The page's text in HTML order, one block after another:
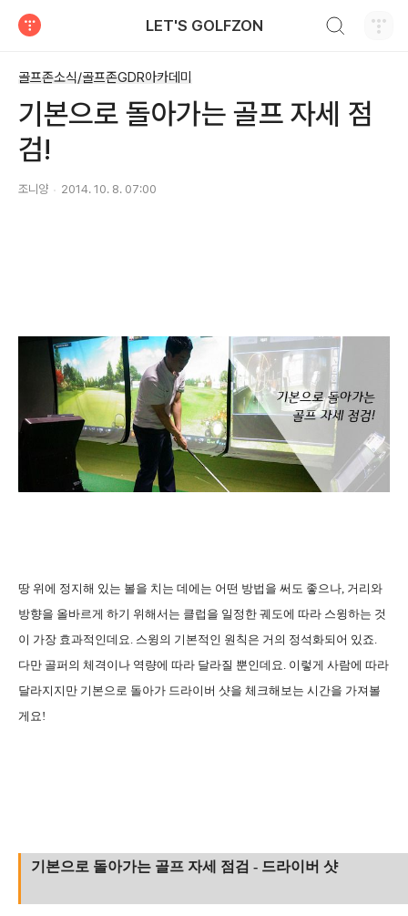
LET'S GOLFZON
골프존소식/골프존GDR아카데미
기본으로 돌아가는 골프 자세 점
검!
조니양 2014. 10. 8. 07:00
땅 위에 정지해 있는 볼을 치는 데에는 어떤 방법을 써도 좋으나, 거리와
방향을 올바르게 하기 위해서는 클럽을 일정한 궤도에 따라 스윙하는 것
이 가장 효과적인데요. 스윙의 기본적인 원칙은 거의 정석화되어 있죠.
다만 골퍼의 체격이나 역량에 따라 달라질 뿐인데요. 이렇게 사람에 따라
달라지지만 기본으로 돌아가 드라이버 샷을 체크해보는 시간을 가져볼
게요!
기본으로 돌아가는 골프 자세 점검 - 드라이버 샷